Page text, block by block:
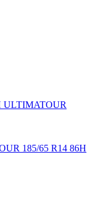
185/65 R14 86H